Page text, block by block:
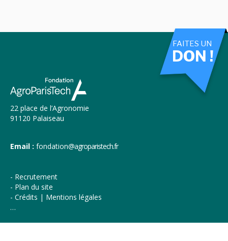
22 place de l’Agronomie
91120 Palaiseau
Email : fondation@agroparistech.fr
Recrutement
Plan du site
Crédits | Mentions légales
…
FAITES UN
DON !